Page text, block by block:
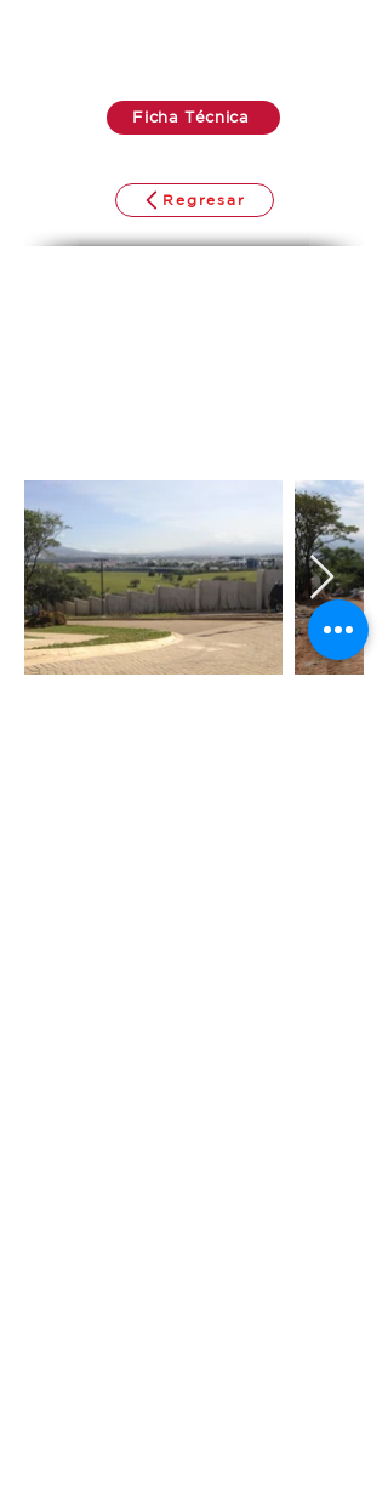
Ficha Técnica
Regresar